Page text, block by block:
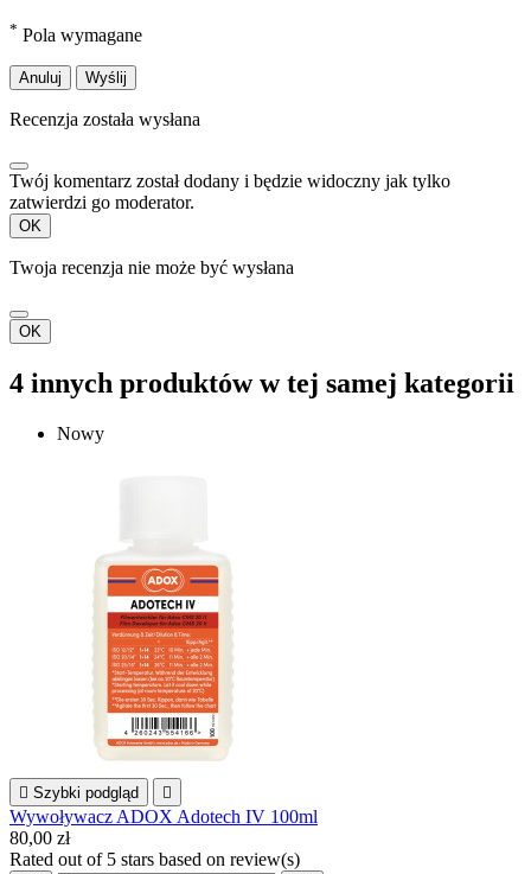
* Pola wymagane
Anuluj Wyślij
Recenzja została wysłana
Twój komentarz został dodany i będzie widoczny jak tylko
zatwierdzi go moderator.
OK
Twoja recenzja nie może być wysłana
OK
4 innych produktów w tej samej kategorii
Nowy
 Szybki podgląd 
Wywoływacz ADOX Adotech IV 100ml
80,00 zł
Rated out of 5 stars based on review(s)